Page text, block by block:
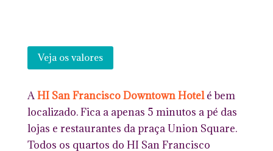
Veja os valores
AHI San Francisco Downtown Hotelé bem
localizado. Fica a apenas 5 minutos a pé das
lojas e restaurantes da praça Union Square.
Todos os quartos do HI San Francisco